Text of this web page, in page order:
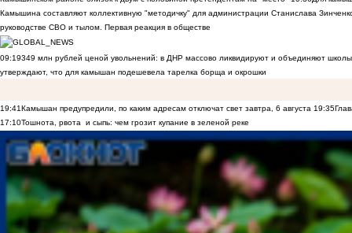
Камышина составляют коллективную "методичку" для администрации Станислава
руководстве СВО и тылом. Первая реакция в обществе
09:19349 млн рублей ценой увольнений: в ДНР массово ликвидируют и объединяют
утверждают, что для камышан подешевела тарелка борща и окрошки
19:41Камышан предупредили, по каким адресам отключат свет завтра, 6 августа 19:35
17:10Тошнота, рвота и сыпь: чем грозит купание в зеленой реке